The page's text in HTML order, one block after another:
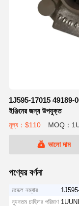
1J595-17015 49189-
ইঞ্জিনের জন্য উপযুক্ত
মূল্য：$110 MOQ：
ভালো দাম
পণ্যের বর্ণনা
মডেল নম্বার
ন্যূনতম চাহিদার পরিমাণ 1UUNI